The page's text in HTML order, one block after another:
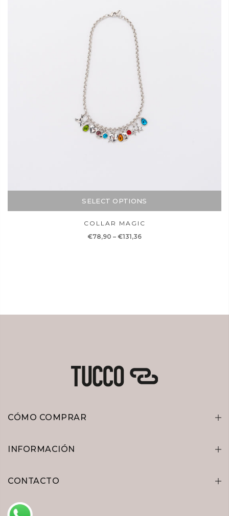
SELECT OPTIONS
COLLAR MAGIC
€78,90 – €131,36
CÓMO COMPRAR
INFORMACIÓN
CONTACTO